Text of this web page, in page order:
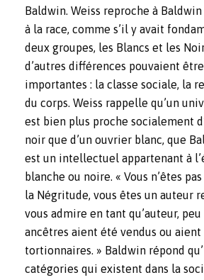
Baldwin. Weiss reproche à
à la race, comme s’il y avait
deux groupes, les Blancs et les
d’autres différences pouvaient
importantes : la classe sociale, la
du corps. Weiss rappelle qu’un
est bien plus proche socialement
noir que d’un ouvrier blanc, que
est un intellectuel appartenant à
blanche ou noire. « Vous n’êtes
la Négritude, vous êtes un auteur
vous admire en tant qu’auteur,
ancêtres aient été vendus ou aient
tortionnaires. » Baldwin répond
catégories qui existent dans la